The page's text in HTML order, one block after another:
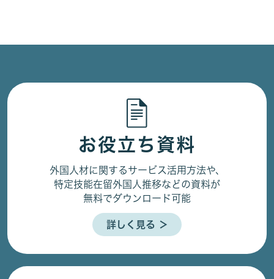
お役立ち資料
外国人材に関するサービス活用方法や、
特定技能在留外国人推移などの資料が
無料でダウンロード可能
詳しく見る ＞